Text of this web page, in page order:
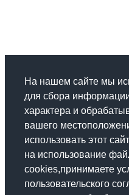
На нашем сайте мы
для сбора
характера и
вашего
использовать этот
на использование
cookies,принимаете
пользовательского